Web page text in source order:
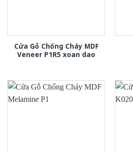
Cửa Gỗ Chống Cháy MDF
Veneer P1R5 xoan dao